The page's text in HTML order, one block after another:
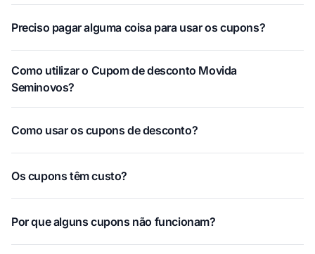
Preciso pagar alguma coisa para usar os cupons?
Como utilizar o Cupom de desconto Movida
Seminovos?
Como usar os cupons de desconto?
Os cupons têm custo?
Por que alguns cupons não funcionam?